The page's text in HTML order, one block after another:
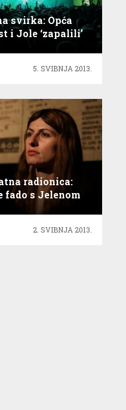
svirka: Opća
i Jole ‘zapalili’
5. SVIBNJA 2013.
radionica:
fado s Jelenom
2. SVIBNJA 2013.